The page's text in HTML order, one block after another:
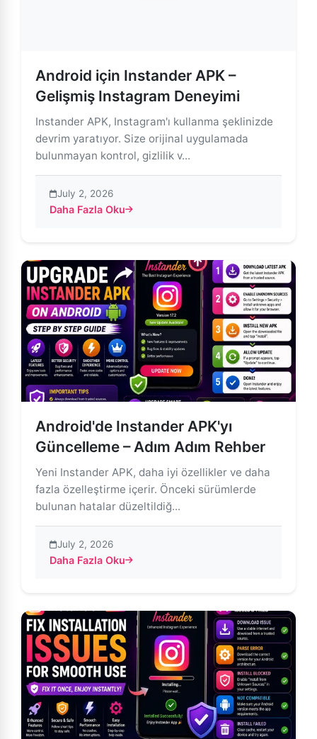
Android için Instander APK –
Gelişmiş Instagram Deneyimi
Instander APK, Instagram'ı kullanma şeklinizde
devrim yaratıyor. Size orijinal uygulamada
bulunmayan kontrol, gizlilik v...
July 2, 2026
Daha Fazla Oku
about Android için Instander APK – Gelişmiş
Android'de Instander APK'yı
Güncelleme – Adım Adım Rehber
Yeni Instander APK, daha iyi özellikler ve daha
fazla özelleştirme içerir. Önceki sürümlerde
bulunan hatalar düzeltildiğ...
July 2, 2026
Daha Fazla Oku
about Android'de Instander APK'yı Güncelleme –